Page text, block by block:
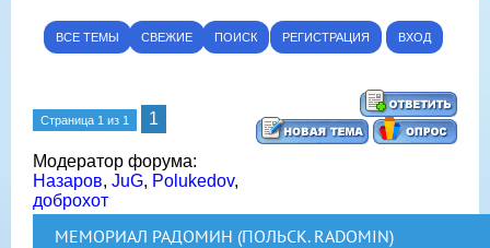
ВСЕ ТЕМЫ СВЕЖИЕ ПОИСК РЕГИСТРАЦИЯ ВХОД
Страница 1 из 1 1
Модератор форума:
Назаров, JuG, Polukedov,
доброхот
МЕМОРИАЛ РАДОМИН (ПОЛЬСК. RADOMIN)